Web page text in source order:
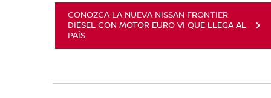
CONOZCA LA NUEVA NISSAN FRONTIER
DIÉSEL CON MOTOR EURO VI QUE LLEGA AL
PAÍS